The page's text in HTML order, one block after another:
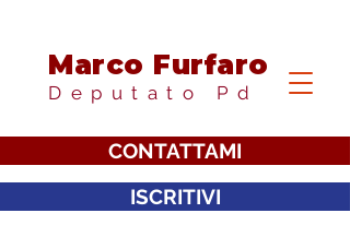
CONTATTAMI
ISCRITIVI
Deputato Pd
Marco Furfaro